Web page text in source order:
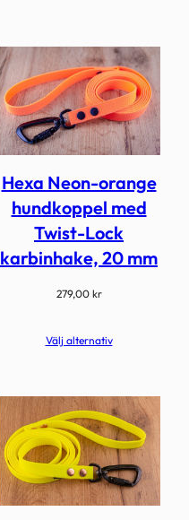
Hexa Neon-orange
hundkoppel med
Twist-Lock
karbinhake, 20 mm
279,00 kr
Välj alternativ